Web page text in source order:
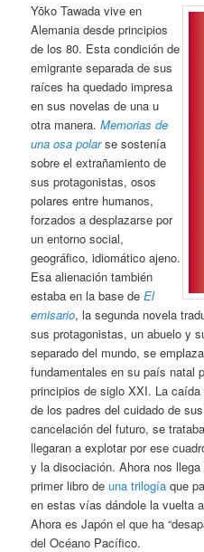
Yōko Tawada vive en
Alemania desde principios
de los 80. Esta condición de
emigrante separada de sus
raíces ha quedado impresa
en sus novelas de una u
otra manera.Memorias de
una osa polarse sostenía
sobre el extrañamiento de
sus protagonistas, osos
polares entre humanos,
forzados a desplazarse por
un entorno social,
geográfico, idiomático ajeno.
Esa alienación también
estaba en la base deEl
emisario, la segunda novela
sus protagonistas, un abuelo y
separado del mundo, se
fundamentales en su país natal
principios de siglo XXI. La
de los padres del cuidado de
cancelación del futuro, se
llegaran a explotar por ese
y la disociación. Ahora nos llega
primer libro deuna trilogía que
en estas vías dándole la vuelta
Ahora es Japón el que ha
del Océano Pacífico.